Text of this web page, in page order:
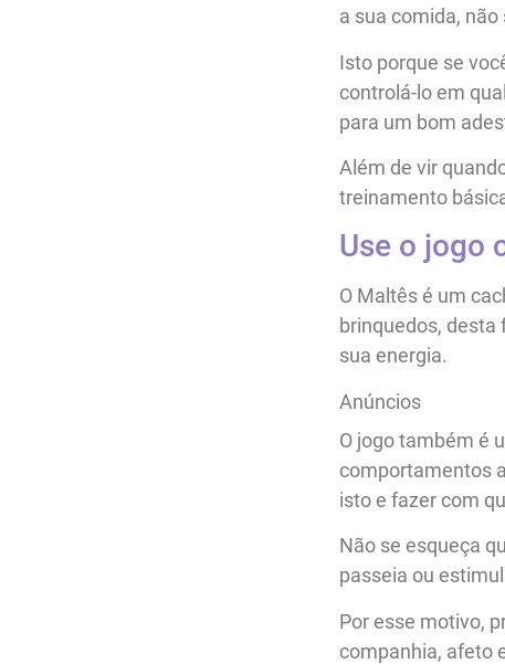
a sua comida, não
Isto porque se
controlá-lo em
para um bom
Além de vir
treinamento
Use o jogo
O Maltês é um
brinquedos,
sua energia.
Anúncios
O jogo também é
comportamentos
isto e fazer com
Não se esqueça
passeia ou
Por esse motivo,
companhia, afeto